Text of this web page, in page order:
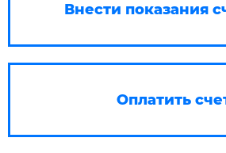
Внести показания
Оплатить